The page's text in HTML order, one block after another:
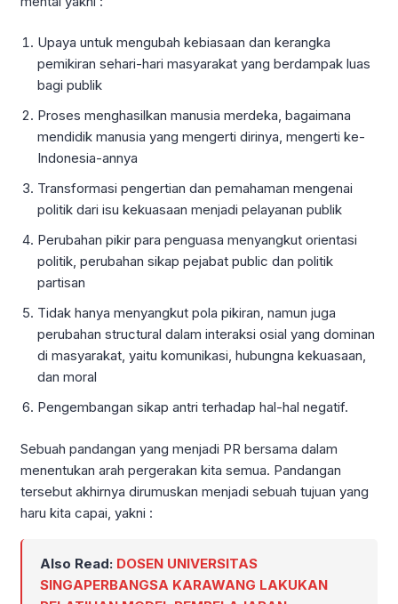
Upaya untuk mengubah kebiasaan dan kerangka
pemikiran sehari-hari masyarakat yang berdampak luas
bagi publik
Proses menghasilkan manusia merdeka, bagaimana
mendidik manusia yang mengerti dirinya, mengerti ke-
Indonesia-annya
Transformasi pengertian dan pemahaman mengenai
politik dari isu kekuasaan menjadi pelayanan publik
Perubahan pikir para penguasa menyangkut orientasi
politik, perubahan sikap pejabat public dan politik
partisan
Tidak hanya menyangkut pola pikiran, namun juga
perubahan structural dalam interaksi osial yang dominan
di masyarakat, yaitu komunikasi, hubungna kekuasaan,
dan moral
Pengembangan sikap antri terhadap hal-hal negatif.
Sebuah pandangan yang menjadi PR bersama dalam
menentukan arah pergerakan kita semua. Pandangan
tersebut akhirnya dirumuskan menjadi sebuah tujuan yang
haru kita capai, yakni :
Also Read: DOSEN UNIVERSITAS
SINGAPERBANGSA KARAWANG LAKUKAN